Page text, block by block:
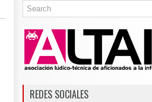
REDES SOCIALES